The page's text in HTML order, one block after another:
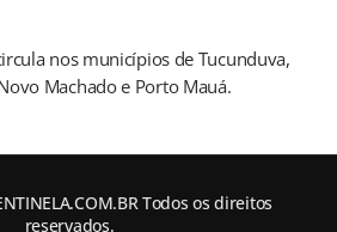
nos municípios de Tucunduva,
Machado e Porto Mauá.
Todos os direitos
reservados.